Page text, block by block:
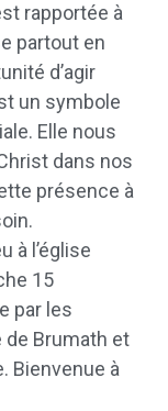
rapportée à
partout en
d’agir
un symbole
Elle nous
dans nos
présence à
à l’église
15
par les
Brumath et
Bienvenue à